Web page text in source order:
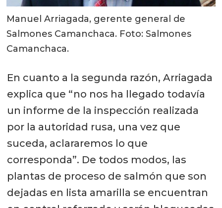
Manuel Arriagada, gerente general de
Salmones Camanchaca. Foto: Salmones
Camanchaca.
En cuanto a la segunda razón, Arriagada
explica que “no nos ha llegado todavía
un informe de la inspección realizada
por la autoridad rusa, una vez que
suceda, aclararemos lo que
corresponda”. De todos modos, las
plantas de proceso de salmón que son
dejadas en lista amarilla se encuentran